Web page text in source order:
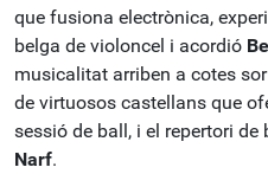
que fusiona electrònica,
belga de violoncel i acordió
musicalitat arriben a cotes
de virtuosos castellans que
sessió de ball, i el repertori
Narf.